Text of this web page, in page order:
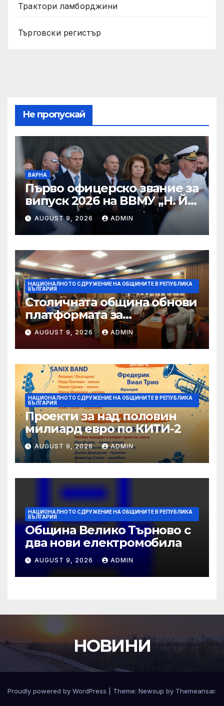
Трактори ламборджини
Търговски регистър
Не пропускай
ВАРНА
Първо офицерско звание за
випуск 2026 на ВВМУ „Н. Й.
Вапцаров“
AUGUST 9, 2026 ADMIN
НАЦИОНАЛНОТО СДРУЖЕНИЕ НА ОБЩИНИТЕ В РЕПУБЛИКА
БЪЛГАРИЯ
Столичната община обнови
платформата за
граждански сигнали Call
Sofia
AUGUST 9, 2026 ADMIN
НАЦИОНАЛНОТО СДРУЖЕНИЕ НА ОБЩИНИТЕ В РЕПУБЛИКА
БЪЛГАРИЯ
Проекти за над половин
милиард евро по КИТИ-2
AUGUST 9, 2026 ADMIN
НАЦИОНАЛНОТО СДРУЖЕНИЕ НА ОБЩИНИТЕ В РЕПУБЛИКА
БЪЛГАРИЯ
Община Велико Търново с
два нови електромобила
AUGUST 9, 2026 ADMIN
НОВИНИ
Proudly powered by WordPress Theme: Newsup by Themeansar.